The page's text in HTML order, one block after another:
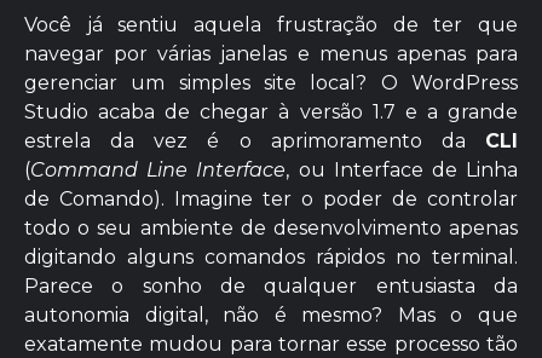
Você já sentiu aquela frustração de ter que
navegar por várias janelas e menus apenas para
gerenciar um simples site local? O WordPress
Studio acaba de chegar à versão 1.7 e a grande
estrela da vez é o aprimoramento da CLI
(Command Line Interface, ou Interface de Linha
de Comando). Imagine ter o poder de controlar
todo o seu ambiente de desenvolvimento apenas
digitando alguns comandos rápidos no terminal.
Parece o sonho de qualquer entusiasta da
autonomia digital, não é mesmo? Mas o que
exatamente mudou para tornar esse processo tão